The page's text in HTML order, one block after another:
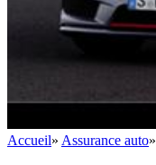
Accueil» Assurance auto»